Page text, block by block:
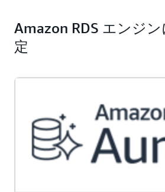
Amazon RDS エンジ
定